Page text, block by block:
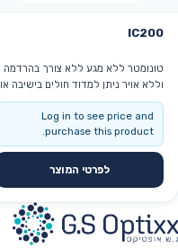
IC200
טונומטר ללא מגע ללא צורך בהרדמה
וללא אויר ניתן למדוד חולים בישיבה או
בעמידה קל לתפעול ושימוש
לפרטי המוצר
Log in to see price and
purchase this product.